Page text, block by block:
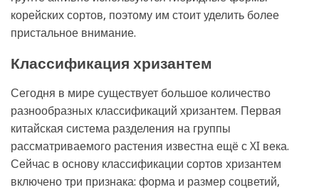
корейских сортов, поэтому им стоит уделить более
пристальное внимание.
Классификация хризантем
Сегодня в мире существует большое количество
разнообразных классификаций хризантем. Первая
китайская система разделения на группы
рассматриваемого растения известна ещё с XI века.
Сейчас в основу классификации сортов хризантем
включено три признака: форма и размер соцветий,